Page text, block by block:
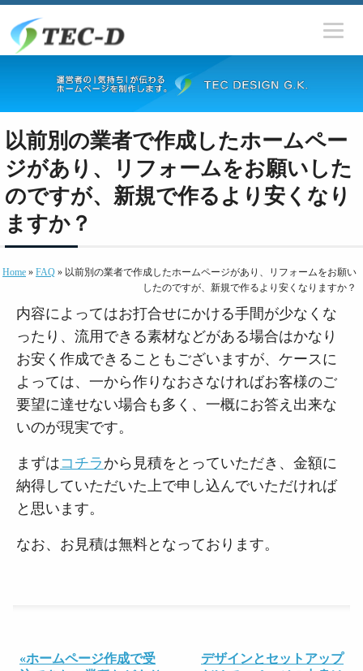
以前別の業者で作成したホームペー
ジがあり、リフォームをお願いした
のですが、新規で作るより安くなり
ますか？
Home » FAQ » 以前別の業者で作成したホームページがあり、リフォームをお願い
したのですが、新規で作るより安くなりますか？
内容によってはお打合せにかける手間が少なくな
ったり、流用できる素材などがある場合はかなり
お安く作成できることもございますが、ケースに
よっては、一から作りなおさなければお客様のご
要望に達せない場合も多く、一概にお答え出来な
いのが現実です。
まずはコチラから見積をとっていただき、金額に
納得していただいた上で申し込んでいただければ
と思います。
なお、お見積は無料となっております。
«ホームページ作成で受
デザインとセットアップ